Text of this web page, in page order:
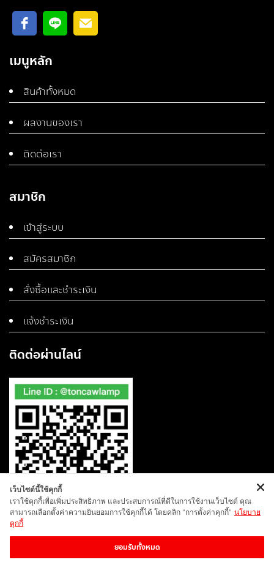
เมนูหลัก
สินค้าทั้งหมด
ผลงานของเรา
ติดต่อเรา
สมาชิก
เข้าสู่ระบบ
สมัครสมาชิก
สั่งซื้อและชำระเงิน
แจ้งชำระเงิน
ติดต่อผ่านไลน์
เว็บไซต์นี้ใช้คุกกี้
เราใช้คุกกี้เพื่อเพิ่มประสิทธิภาพ และประสบการณ์ที่ดีในการใช้งานเว็บไซต์ คุณ
สามารถเลือกตั้งค่าความยินยอมการใช้คุกกี้ได้ โดยคลิก "การตั้งค่าคุกกี้" นโยบาย
คุกกี้
ยอมรับทั้งหมด